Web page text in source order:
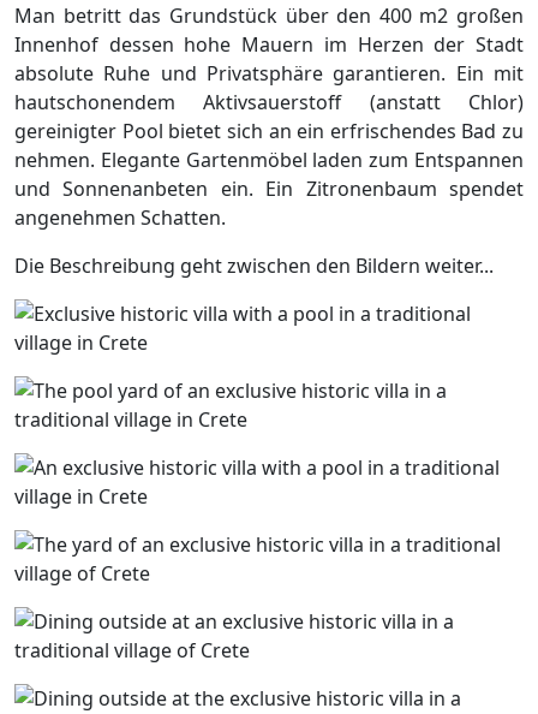
Man betritt das Grundstück über den 400 m2 großen
Innenhof dessen hohe Mauern im Herzen der Stadt
absolute Ruhe und Privatsphäre garantieren. Ein mit
hautschonendem Aktivsauerstoff (anstatt Chlor)
gereinigter Pool bietet sich an ein erfrischendes Bad zu
nehmen. Elegante Gartenmöbel laden zum Entspannen
und Sonnenanbeten ein. Ein Zitronenbaum spendet
angenehmen Schatten.
Die Beschreibung geht zwischen den Bildern weiter...